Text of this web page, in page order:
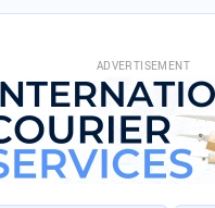
ADVERTISEMENT